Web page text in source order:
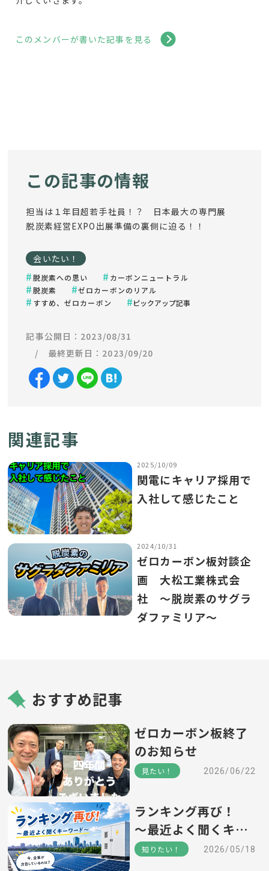
このメンバーが書いた記事を見る
この記事の情報
担当は１年目超若手社員！？ 日本最大の専門展
脱炭素経営EXPO出展準備の裏側に迫る！！
会いたい！
脱炭素への思い
カーボンニュートラル
脱炭素
ゼロカーボンのリアル
すすめ、ゼロカーボン
ピックアップ記事
記事公開日：2023/08/31
最終更新日：2023/09/20
関連記事
2025/10/09
関電にキャリア採用で
入社して感じたこと
2024/10/31
ゼロカーボン板対談企
画 大松工業株式会
社 ～脱炭素のサグラ
ダファミリア～
おすすめ記事
ゼロカーボン板終了
のお知らせ
見たい！ 2026/06/22
ランキング再び！
～最近よく聞くキー
ワード～
知りたい！ 2026/05/18